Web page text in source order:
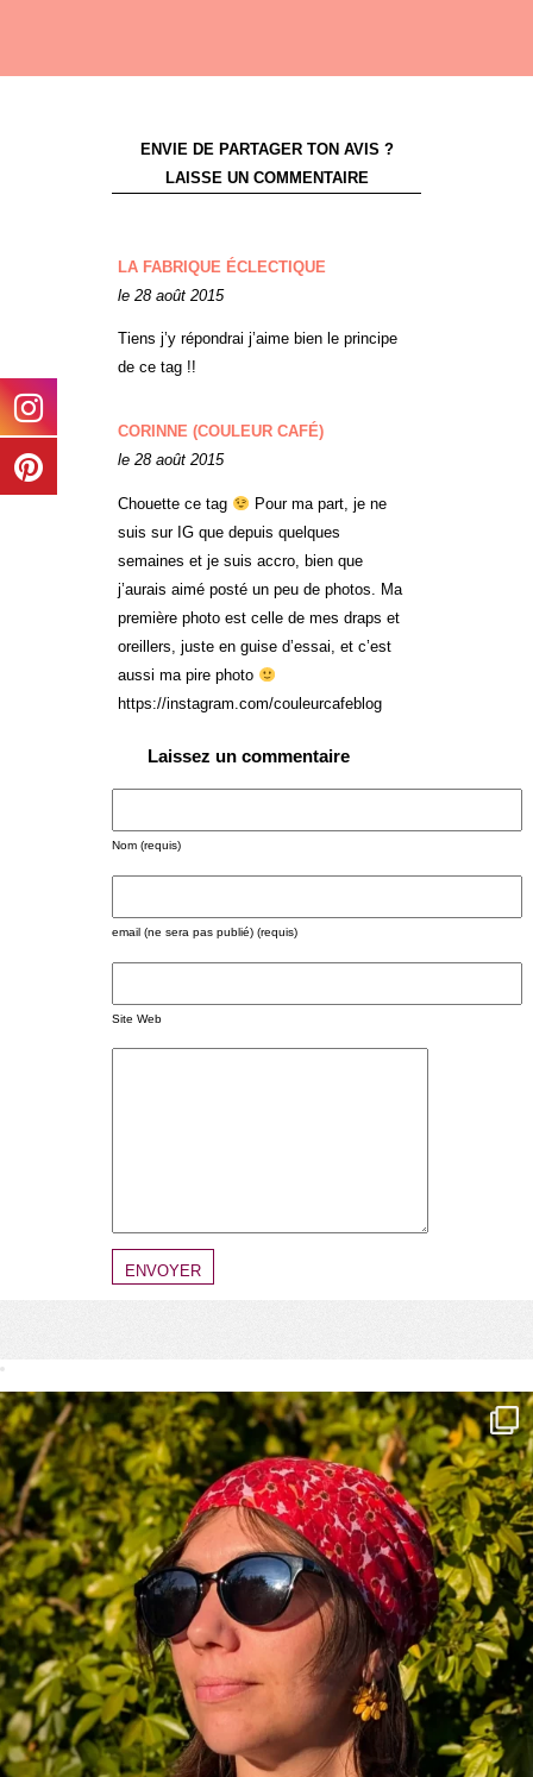
ENVIE DE PARTAGER TON AVIS ?
LAISSE UN COMMENTAIRE
LA FABRIQUE ÉCLECTIQUE
le 28 août 2015
Tiens j’y répondrai j’aime bien le principe
de ce tag !!
CORINNE (COULEUR CAFÉ)
le 28 août 2015
Chouette ce tag
Pour ma part, je ne
suis sur IG que depuis quelques
semaines et je suis accro, bien que
j’aurais aimé posté un peu de photos. Ma
première photo est celle de mes draps et
oreillers, juste en guise d’essai, et c’est
aussi ma pire photo
https://instagram.com/couleurcafeblog
Laissez un commentaire
Nom (requis)
email (ne sera pas publié) (requis)
Site Web